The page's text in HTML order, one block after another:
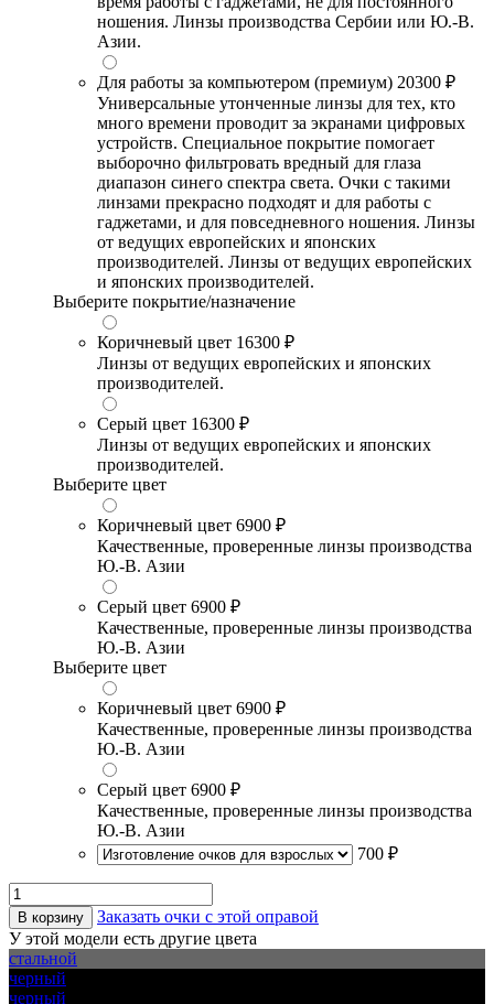
ношения. Линзы производства Сербии или Ю.-В.
Азии.
Для работы за компьютером (премиум) 20300 ₽
Универсальные утонченные линзы для тех, кто
много времени проводит за экранами цифровых
устройств. Специальное покрытие помогает
выборочно фильтровать вредный для глаза
диапазон синего спектра света. Очки с такими
линзами прекрасно подходят и для работы с
гаджетами, и для повседневного ношения. Линзы
от ведущих европейских и японских
производителей. Линзы от ведущих европейских
и японских производителей.
Выберите покрытие/назначение
Коричневый цвет 16300 ₽
Линзы от ведущих европейских и японских
производителей.
Серый цвет 16300 ₽
Линзы от ведущих европейских и японских
производителей.
Выберите цвет
Коричневый цвет 6900 ₽
Качественные, проверенные линзы производства
Ю.-В. Азии
Серый цвет 6900 ₽
Качественные, проверенные линзы производства
Ю.-В. Азии
Выберите цвет
Коричневый цвет 6900 ₽
Качественные, проверенные линзы производства
Ю.-В. Азии
Серый цвет 6900 ₽
Качественные, проверенные линзы производства
Ю.-В. Азии
700 ₽
В корзину
Заказать очки с этой оправой
У этой модели есть другие цвета
стальной
черный
черный